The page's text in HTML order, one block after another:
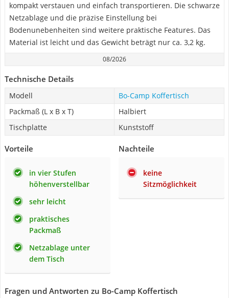
kompakt verstauen und einfach transportieren. Die schwarze
Netzablage und die präzise Einstellung bei
Bodenunebenheiten sind weitere praktische Features. Das
Material ist leicht und das Gewicht beträgt nur ca. 3,2 kg.
08/2026
Technische Details
Modell
Bo-Camp Koffertisch
Packmaß (L x B x T)
Halbiert
Tischplatte
Kunststoff
Vorteile
in vier Stufen
höhenverstellbar
sehr leicht
praktisches
Packmaß
Netzablage unter
dem Tisch
Nachteile
keine
Sitzmöglichkeit
Fragen und Antworten zu Bo-Camp Koffertisch